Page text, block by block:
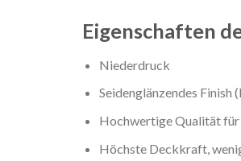
Eigenschaften
Niederdruck
Seidenglänzendes Finish
Hochwertige Qualität für
Höchste Deckkraft,